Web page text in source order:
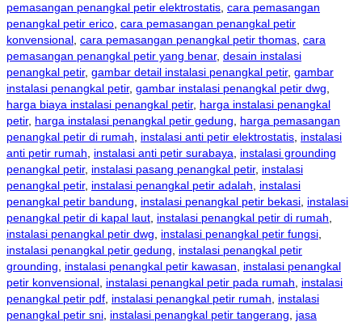
pemasangan penangkal petir elektrostatis cara pemasangan
penangkal petir erico cara pemasangan penangkal petir
konvensional cara pemasangan penangkal petir thomas cara
pemasangan penangkal petir yang benar, desain instalasi
penangkal petir, gambar detail instalasi penangkal petir, gambar
instalasi penangkal petir, gambar instalasi penangkal petir dwg
harga biaya instalasi penangkal petir, harga instalasi penangkal
petir, harga instalasi penangkal petir gedung
harga pemasangan
penangkal petir di rumah
instalasi anti petir elektrostatis instalasi
anti petir rumah
instalasi anti petir surabaya
instalasi grounding
penangkal petir, instalasi pasang penangkal petir, instalasi
penangkal petir, instalasi penangkal petir adalah
instalasi
penangkal petir bandung
instalasi penangkal petir bekasi instalasi
penangkal petir di kapal laut instalasi penangkal petir di rumah
instalasi penangkal petir dwg
instalasi penangkal petir fungsi
instalasi penangkal petir gedung
instalasi penangkal petir
grounding
instalasi penangkal petir kawasan
instalasi penangkal
petir konvensional instalasi penangkal petir pada rumah
instalasi
penangkal petir pdf instalasi penangkal petir rumah
instalasi
penangkal petir sni instalasi penangkal petir tangerang jasa